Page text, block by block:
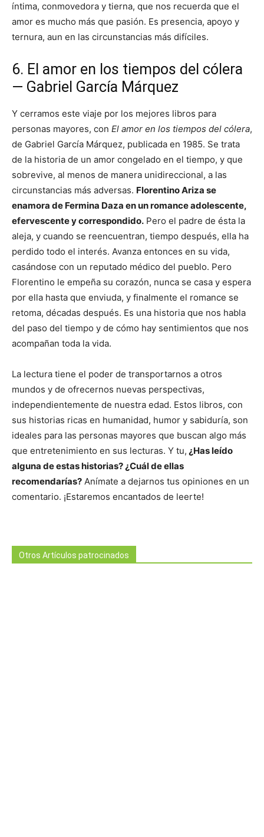
íntima, conmovedora y tierna, que nos recuerda que el
amor es mucho más que pasión. Es presencia, apoyo y
ternura, aun en las circunstancias más difíciles.
6. El amor en los tiempos del cólera
— Gabriel García Márquez
Y cerramos este viaje por los mejores libros para
personas mayores, con El amor en los tiempos del cólera,
de Gabriel García Márquez, publicada en 1985. Se trata
de la historia de un amor congelado en el tiempo, y que
sobrevive, al menos de manera unidireccional, a las
circunstancias más adversas. Florentino Ariza se
enamora de Fermina Daza en un romance adolescente,
efervescente y correspondido. Pero el padre de ésta la
aleja, y cuando se reencuentran, tiempo después, ella ha
perdido todo el interés. Avanza entonces en su vida,
casándose con un reputado médico del pueblo. Pero
Florentino le empeña su corazón, nunca se casa y espera
por ella hasta que enviuda, y finalmente el romance se
retoma, décadas después. Es una historia que nos habla
del paso del tiempo y de cómo hay sentimientos que nos
acompañan toda la vida.
La lectura tiene el poder de transportarnos a otros
mundos y de ofrecernos nuevas perspectivas,
independientemente de nuestra edad. Estos libros, con
sus historias ricas en humanidad, humor y sabiduría, son
ideales para las personas mayores que buscan algo más
que entretenimiento en sus lecturas. Y tu, ¿Has leído
alguna de estas historias? ¿Cuál de ellas
recomendarías? Anímate a dejarnos tus opiniones en un
comentario. ¡Estaremos encantados de leerte!
Otros Artículos patrocinados